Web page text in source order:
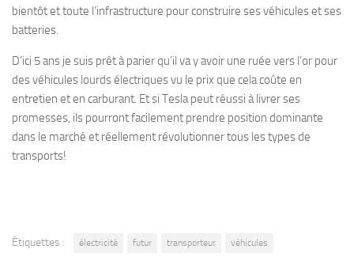
bientôt et toute l’infrastructure pour construire ses véhicules et ses
batteries.
D’ici 5 ans je suis prêt à parier qu’il va y avoir une ruée vers l’or pour
des véhicules lourds électriques vu le prix que cela coûte en
entretien et en carburant. Et si Tesla peut réussi à livrer ses
promesses, ils pourront facilement prendre position dominante
dans le marché et réellement révolutionner tous les types de
transports!
Étiquettes : électricité futur transporteur véhicules